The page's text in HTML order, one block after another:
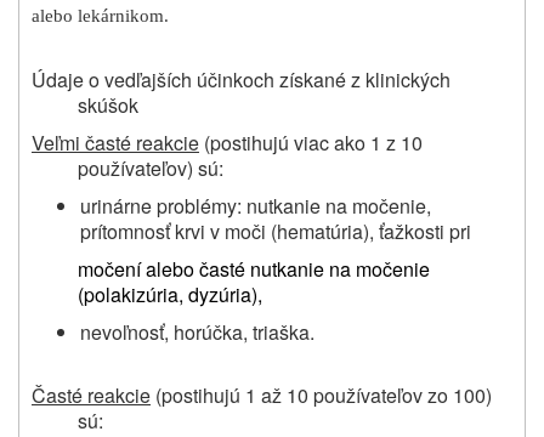
alebo lekárnikom.
Údaje o vedľajších účinkoch získané z klinických
skúšok
Veľmi časté reakcie (postihujú viac ako 1 z 10
používateľov) sú:
urinárne problémy: nutkanie na močenie,
prítomnosť krvi v moči (hematúria), ťažkosti pri
močení alebo časté nutkanie na močenie
(polakizúria, dyzúria),
nevoľnosť, horúčka, triaška.
Časté reakcie (postihujú 1 až 10 používateľov zo 100)
sú: